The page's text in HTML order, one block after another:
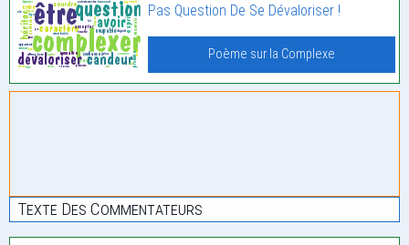
Pas Question De Se Dévaloriser !
Poème sur la Complexe
Texte Des Commentateurs